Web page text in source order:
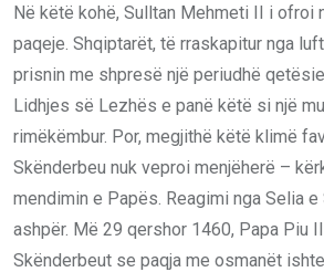
Në këtë kohë, Sulltan Mehmeti II i ofroi
paqeje. Shqiptarët, të rraskapitur nga
prisnin me shpresë një periudhë
Lidhjes së Lezhës e panë këtë si një
rimëkëmbur. Por, megjithë këtë klimë
Skënderbeu nuk veproi menjëherë –
mendimin e Papës. Reagimi nga Selia
ashpër. Më 29 qershor 1460, Papa Piu
Skënderbeut se paqja me osmanët